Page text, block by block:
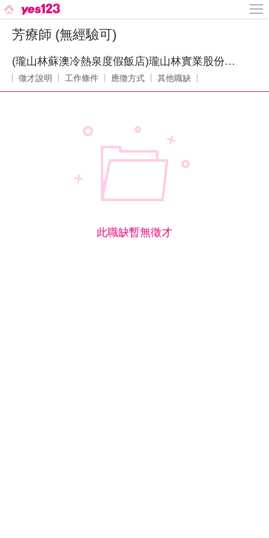
芳療師 (無經驗可)
(瓏山林蘇澳冷熱泉度假飯店)瓏山林實業股份有限公司
徵才說明 工作條件 應徵方式 其他職缺
此職缺暫無徵才